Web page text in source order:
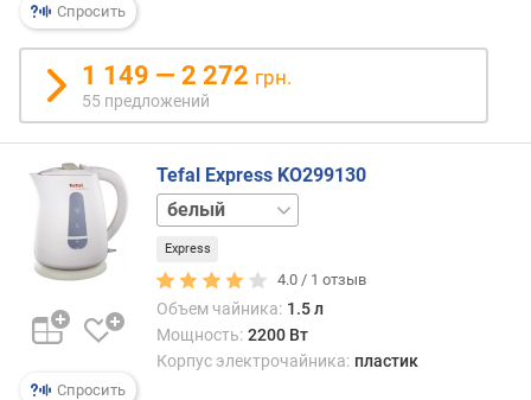
р
е
б
л
я
е
м
м
о
н
о
т
Спросить
1 149 — 2 272 грн.
55 предложений
Спросить
Tefal Express KO299130
черный
Express
4.0 / 1 отзыв
Объем чайника: 1.5 л
Мощность: 2200 Вт
Корпус электрочайника: пластик